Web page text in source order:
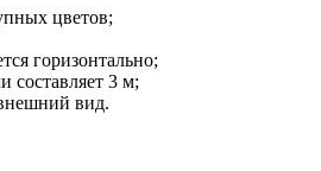
цветов;
горизонтально;
составляет 3 м;
вид.